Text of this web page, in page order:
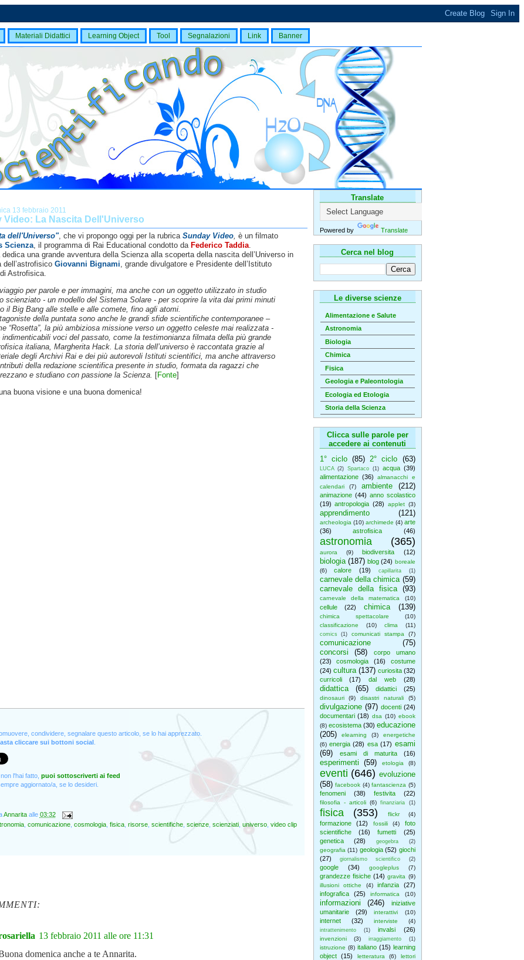
Materiali Didattici Learning Object Tool Segnalazioni Link Banner
Translate
Powered by Translate
Cerca nel blog
Le diverse scienze
Alimentazione e Salute
Astronomia
Biologia
Chimica
Fisica
Geologia e Paleontologia
Ecologia ed Etologia
Storia della Scienza
Clicca sulle parole per
accedere ai contenuti
1° ciclo (85) 2° ciclo (63)
LUCA (2) Spartaco (1) acqua (39)
alimentazione (36)
almanacchi e
calendari
(7) ambiente (212)
animazione (44) anno scolastico
(19) antropologia (28) applet (3)
apprendimento (121)
archeologia (10) archimede (4) arte
(36)
astrofisica (46)
astronomia (365)
aurora (9) biodiversita (12)
biologia (187) blog (24) boreale
(6)
calore (19) capillarita (1)
carnevale della chimica (59)
carnevale della fisica
(93)
carnevale della matematica (10)
cellule (22) chimica (139)
chimica spettacolare
(10)
classificazione
(10) clima (11)
comics (1) comunicati stampa (7)
comunicazione
(75)
concorsi
(58)
corpo umano
(23)
cosmologia (16)
costume
(24) cultura (137) curiosita (32)
curricoli
(17) dal web (28)
didattica (65) didattici (25)
dinosauri (9) disastri naturali (5)
divulgazione (97) docenti (24)
documentari (18) dsa (10) ebook
(8) ecosistema (30) educazione
(205)
elearning (3)
energetiche
(6) energia (28) esa (17) esami
(69)
esami di maturita (16)
esperimenti (59) etologia (8)
eventi (646) evoluzione
(58) facebook (4) fantascienza (5)
fenomeni (38) festivita (22)
filosofia - articoli (6) finanziaria (1)
fisica (353) flickr (4)
formazione (12) fossili (4)
foto
scientifiche
(16) fumetti
(25)
genetica
(28) geogebra (2)
geografia (11) geologia (52) giochi
(27)
giornalismo scientifico (2)
google (34) googleplus (7)
grandezze fisiche (14) gravita (9)
illusioni ottiche
(4) infanzia
(27)
infografica
(25) informatica (10)
informazioni (246)
iniziative
umanitarie
(29) interattivi (10)
internet (32) interviste (4)
intrattenimento (1) invalsi (26)
invenzioni (3) irraggiamento (1)
istruzione (8) italiano (15) learning
object
(15) letteratura (6)
lettori
13 febbraio 2011
Video: La Nascita Dell'Universo
dell'Universo", che vi propongo oggi per la rubricaSunday Video, èun filmato
Scienza, il programma di Rai Educational condotto da Federico Taddia.
dedica una grande avventura della Scienza alla scoperta della nascita dell’Universo in
dell’astrofisico Giovanni Bignami, grande divulgatore e Presidente dell’Istituto
Astrofisica.
per parole e per immagini, ma anche con un oggetto utilizzato in studio
scienziato - un modello del Sistema Solare - per scoprire la vita dai primi minuti
il Big Bang alle stelle e alle comete, fino agli atomi.
della puntata sono anche le grandi sfide scientifiche contemporanee –
“Rosetta”, la più ambiziosa missione verso un oggetto celeste mai realizzata -
indimenticabili voci del passato, come la testimonianza filmata della più grande
italiana, Margherita Hack. La storia dell’universo è raccontata grazie al
degli Archivi Rai e dei più autorevoli Istituti scientifici, ma anche attraverso
della redazione scientifica presente in studio, formata da ragazzi che
e studiano con passione la Scienza. [Fonte]
buona visione e una buona domenica!
condividere, segnalare questo articolo, se lo hai apprezzato.
cliccare sui bottoni social.
l'hai fatto, puoi sottoscriverti ai feed
aggiornato/a, se lo desideri.
Annarita alle 03:32
, comunicazione, cosmologia, fisica, risorse, scientifiche, scienze, scienziati, universo, video clip
13 febbraio 2011 alle ore 11:31
domenica anche a te Annarita.